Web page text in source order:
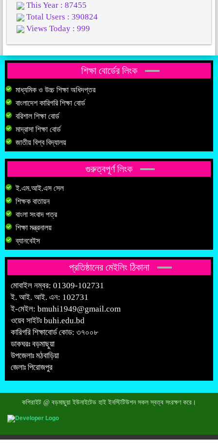
This Year : 87455
Total Users : 390824
Views Today : 999
শিক্ষা বোর্ডের লিংক
মাধ্যমিক ও উচ্চ শিক্ষা অধিদপ্তর
বাংলাদেশ কারিগরি শিক্ষা বোর্ড
বরিশাল শিক্ষা বোর্ড
মাদ্রাসা শিক্ষা বোর্ড
জাতীয় বিশ্ব বিদ্যালয়
গুরুত্বপূর্ণ লিংক
ই.এম.আই.এস সেল
শিক্ষক বাতায়ন
বাংলা সংবাদ পত্র
শিক্ষা মন্ত্রনালয়
ব্যানবেইস
প্রতিষ্ঠানের মেইলিং ঠিকানা
মোবাইল নম্বর: 01309-102731
ই. আই. আই. এন: 102731
ই-মেইল: bmuhi1949@gmail.com
ওয়েব সাইটঃ buhi.edu.bd
কারিগরি শিক্ষাবোর্ড কোড: ৩৭০০৮
ডাকঘরঃ বড়মাছুয়া
উপজেলাঃ মঠবাড়িয়া
জেলাঃ পিরোজপুর
কপিরাইট @ বড়মাছুয়া ইউনাইটেড হাই ইনস্টিটিউশন সকল স্বত্ব সংরক্ষণ করে।